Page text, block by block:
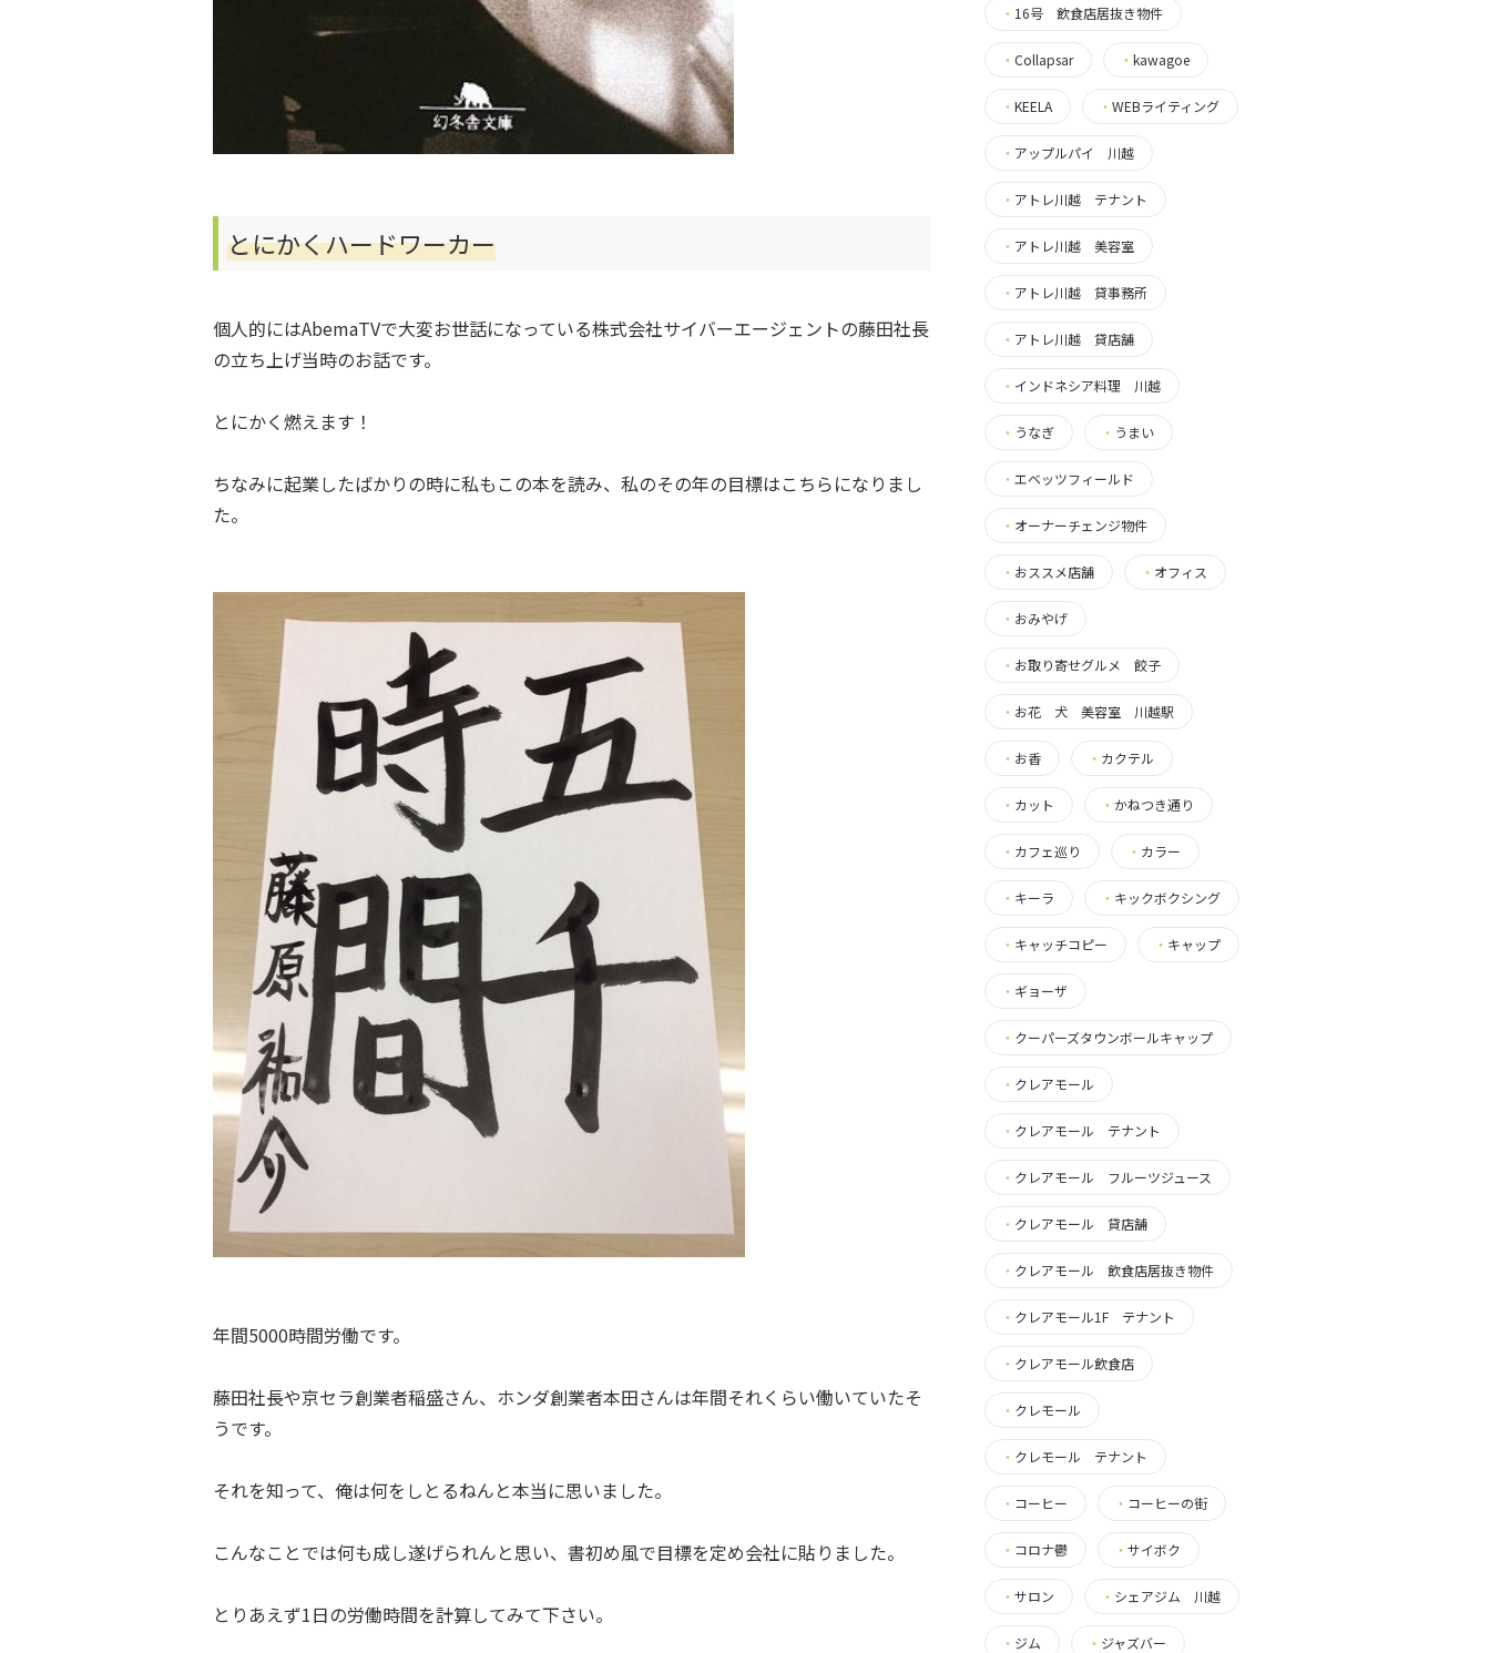
とにかくハードワーカー
個人的にはAbemaTVで大変お世話になっている株式会社サイバーエージェントの藤田社長
の立ち上げ当時のお話です。
とにかく燃えます！
ちなみに起業したばかりの時に私もこの本を読み、私のその年の目標はこちらになりまし
た。
年間5000時間労働です。
藤田社長や京セラ創業者稲盛さん、ホンダ創業者本田さんは年間それくらい働いていたそ
うです。
それを知って、俺は何をしとるねんと本当に思いました。
こんなことでは何も成し遂げられんと思い、書初め風で目標を定め会社に貼りました。
とりあえず1日の労働時間を計算してみて下さい。
・ 16号 飲食店居抜き物件
・ Collapsar ・ kawagoe
・ KEELA ・ WEBライティング
・ アップルパイ 川越
・ アトレ川越 テナント
・ アトレ川越 美容室
・ アトレ川越 貸事務所
・ アトレ川越 貸店舗
・ インドネシア料理 川越
・ うなぎ ・ うまい
・ エベッツフィールド
・ オーナーチェンジ物件
・ おススメ店舗 ・ オフィス
・ おみやげ
・ お取り寄せグルメ 餃子
・ お花 犬 美容室 川越駅
・ お香 ・ カクテル
・ カット ・ かねつき通り
・ カフェ巡り ・ カラー
・ キーラ ・ キックボクシング
・ キャッチコピー ・ キャップ
・ ギョーザ
・ クーパーズタウンボールキャップ
・ クレアモール
・ クレアモール テナント
・ クレアモール フルーツジュース
・ クレアモール 貸店舗
・ クレアモール 飲食店居抜き物件
・ クレアモール1F テナント
・ クレアモール飲食店
・ クレモール
・ クレモール テナント
・ コーヒー ・ コーヒーの街
・ コロナ鬱 ・ サイボク
・ サロン ・ シェアジム 川越
・ ジム ・ ジャズバー